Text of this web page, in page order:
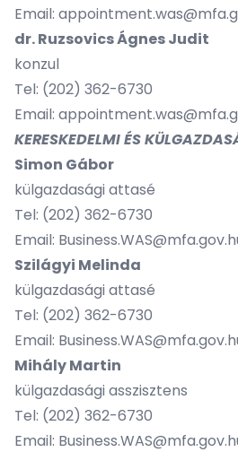
Email:
dr. Ruzsovics Ágnes Judit
konzul
Tel: (202) 362-6730
Email:
KERESKEDELMI ÉS
Simon Gábor
külgazdasági attasé
Tel: (202) 362-6730
Email:
Szilágyi Melinda
külgazdasági attasé
Tel: (202) 362-6730
Email:
Mihály Martin
külgazdasági asszisztens
Tel: (202) 362-6730
Email: